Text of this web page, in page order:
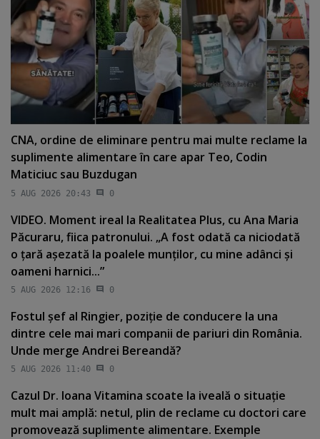
CNA, ordine de eliminare pentru mai multe reclame la
suplimente alimentare în care apar Teo, Codin
Maticiuc sau Buzdugan
5 AUG 2026 20:43 0
VIDEO. Moment ireal la Realitatea Plus, cu Ana Maria
Păcuraru, fiica patronului. „A fost odată ca niciodată
o ţară aşezată la poalele munţilor, cu mine adânci şi
oameni harnici...”
5 AUG 2026 12:16 0
Fostul şef al Ringier, poziţie de conducere la una
dintre cele mai mari companii de pariuri din România.
Unde merge Andrei Bereandă?
5 AUG 2026 11:40 0
Cazul Dr. Ioana Vitamina scoate la iveală o situaţie
mult mai amplă: netul, plin de reclame cu doctori care
promovează suplimente alimentare. Exemple